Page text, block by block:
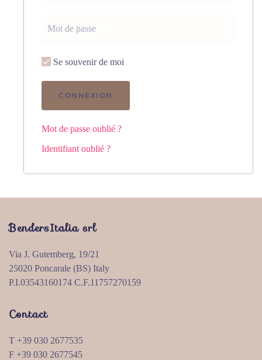
Se souvenir de moi
CONNEXION
Mot de passe oublié ?
Identifiant oublié ?
BendersItalia srl
Via J. Gutemberg, 19/21
25020 Poncarale (BS) Italy
P.I.03543160174 C.F.11757270159
Contact
T +39 030 2677535
F +39 030 2677545